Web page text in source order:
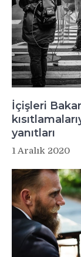
İçişleri
yanıtları
1 Aralık 2020